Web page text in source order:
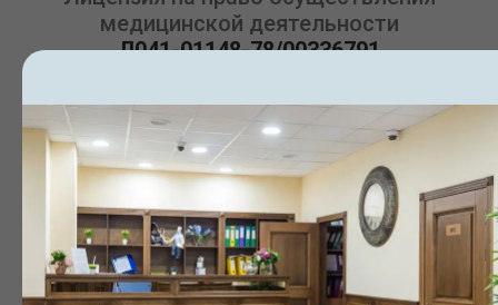
медицинской деятельности
Л041-01148-78/00336791